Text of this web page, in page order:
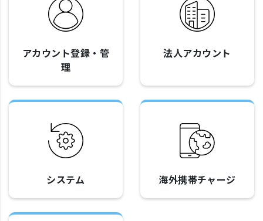
アカウント登録・管
理
法人アカウント
システム 海外携帯チャージ